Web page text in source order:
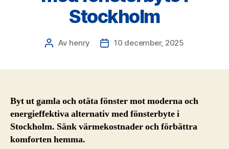
Stockholm
Inläggsförfattare
Av henry Inläggsdatum
10 december, 2025
Byt ut gamla och otäta fönster mot moderna och
energieffektiva alternativ med fönsterbyte i
Stockholm. Sänk värmekostnader och förbättra
komforten hemma.